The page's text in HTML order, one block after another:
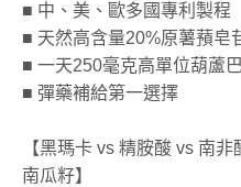
■ 中、美、歐多國專利製程
■ 天然高含量20%原薯蕷皂
■ 一天250毫克高單位葫蘆巴
■ 彈藥補給第一選擇
【黑瑪卡 vs 精胺酸 vs 南
南瓜籽】